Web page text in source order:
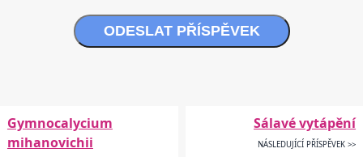
ODESLAT PŘÍSPĚVEK
Gymnocalycium
mihanovichii
Sálavé vytápění
NÁSLEDUJÍCÍ PŘÍSPĚVEK >>